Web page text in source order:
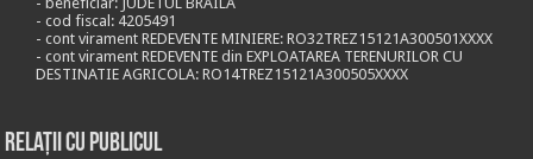
- cod fiscal: 4205491
- cont virament REDEVENTE MINIERE: RO32TREZ15121A300501XXXX
- cont virament REDEVENTE din EXPLOATAREA TERENURILOR CU
DESTINATIE AGRICOLA: RO14TREZ15121A300505XXXX
Relații cu publicul